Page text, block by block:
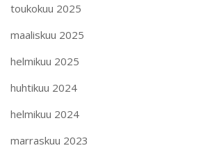
toukokuu 2025
maaliskuu 2025
helmikuu 2025
huhtikuu 2024
helmikuu 2024
marraskuu 2023